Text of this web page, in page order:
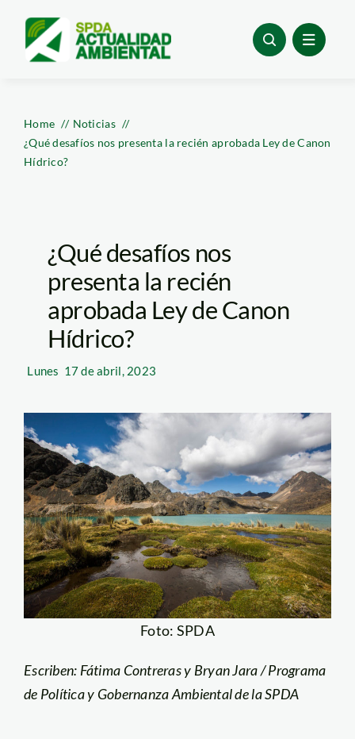
content
Home
Noticias
¿Qué desafíos nos presenta la recién aprobada Ley de Canon
Hídrico?
¿Qué desafíos nos
presenta la recién
aprobada Ley de Canon
Hídrico?
Lunes 17 de abril, 2023
Foto: SPDA
Escriben: Fátima Contreras y Bryan Jara / Programa
de Política y Gobernanza Ambiental de la SPDA